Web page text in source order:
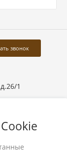
звонок
1